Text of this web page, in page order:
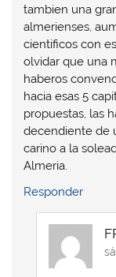
tambien una
almerienses,
cientificos con
olvidar que una
haberos
hacia esas 5
propuestas, las
decendiente de
carino a la
Almeria.
Responder